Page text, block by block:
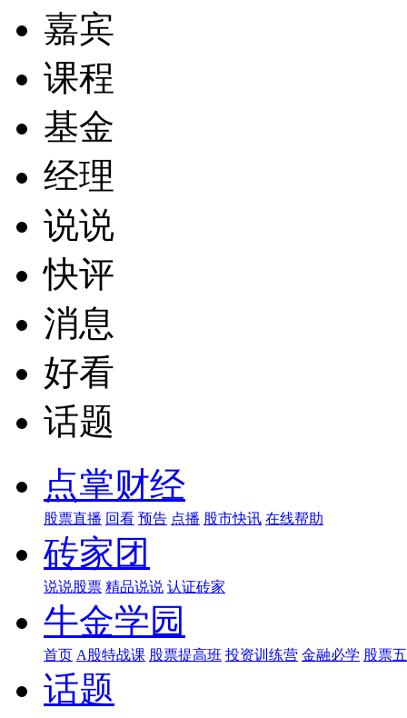
嘉宾
课程
基金
经理
说说
快评
消息
好看
话题
点掌财经
股票直播 回看 预告 点播 股市快讯 在线帮助
砖家团
说说股票 精品说说 认证砖家
牛金学园
首页 A股特战课 股票提高班 投资训练营 金融必学 股票
话题